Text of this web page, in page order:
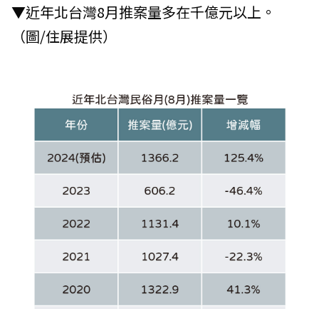
▼近年北台灣8月推案量多在千億元以上。
（圖/住展提供）